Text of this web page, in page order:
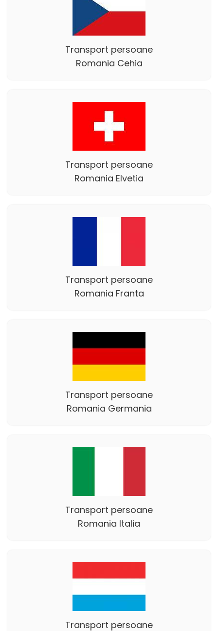
Transport persoane
Romania Cehia
Transport persoane
Romania Elvetia
Transport persoane
Romania Franta
Transport persoane
Romania Germania
Transport persoane
Romania Italia
Transport persoane